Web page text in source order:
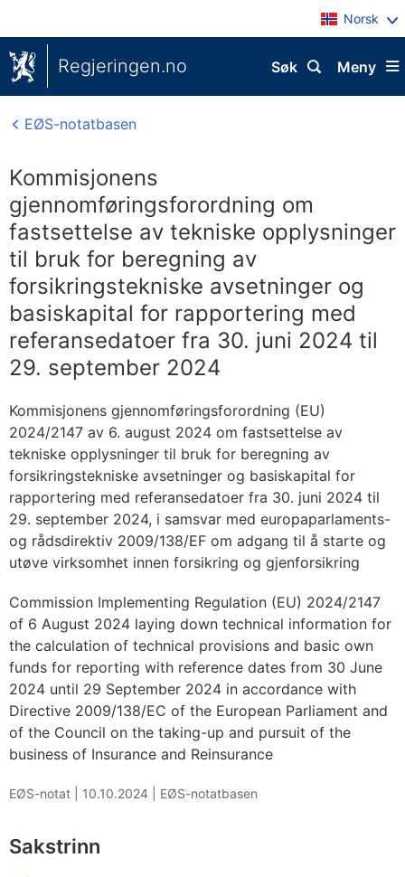
Norsk
Regjeringen.no Meny
Søk
EØS-notatbasen
Kommisjonens
gjennomføringsforordning om
fastsettelse av tekniske opplysninger
til bruk for beregning av
forsikringstekniske avsetninger og
basiskapital for rapportering med
referansedatoer fra 30. juni 2024 til
29. september 2024
Kommisjonens gjennomføringsforordning (EU)
2024/2147 av 6. august 2024 om fastsettelse av
tekniske opplysninger til bruk for beregning av
forsikringstekniske avsetninger og basiskapital for
rapportering med referansedatoer fra 30. juni 2024 til
29. september 2024, i samsvar med europaparlaments-
og rådsdirektiv 2009/138/EF om adgang til å starte og
utøve virksomhet innen forsikring og gjenforsikring
Commission Implementing Regulation (EU) 2024/2147
of 6 August 2024 laying down technical information for
the calculation of technical provisions and basic own
funds for reporting with reference dates from 30 June
2024 until 29 September 2024 in accordance with
Directive 2009/138/EC of the European Parliament and
of the Council on the taking-up and pursuit of the
business of Insurance and Reinsurance
EØS-notat | 10.10.2024 EØS-notatbasen
Sakstrinn